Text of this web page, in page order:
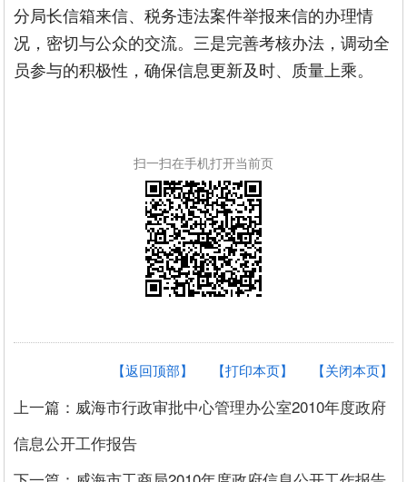
分局长信箱来信、税务违法案件举报来信的办理情
况，密切与公众的交流。三是完善考核办法，调动全
员参与的积极性，确保信息更新及时、质量上乘。
扫一扫在手机打开当前页
【关闭本页】
【打印本页】
【返回顶部】
上一篇：威海市行政审批中心管理办公室2010年度政府
信息公开工作报告